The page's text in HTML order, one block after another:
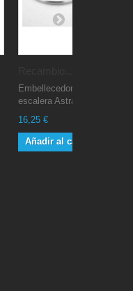
Embellecedor (tapeta)
escalera Astralpool...
16,25 €
Añadir al carrito